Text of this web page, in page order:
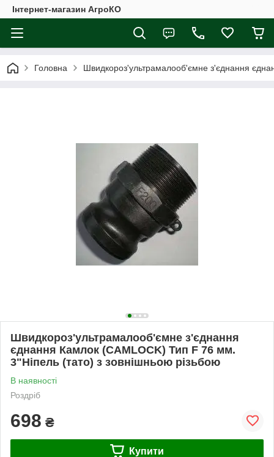
Інтернет-магазин АгроКО
Головна Швидкороз'ультрамалооб'ємне з'єднання
Швидкороз'ультрамалооб'ємне з'єднання
єднання Камлок (CAMLOCK) Тип F 76 мм.
3"Ніпель (тато) з зовнішньою різьбою
В наявності
Роздріб
698 ₴
Купити